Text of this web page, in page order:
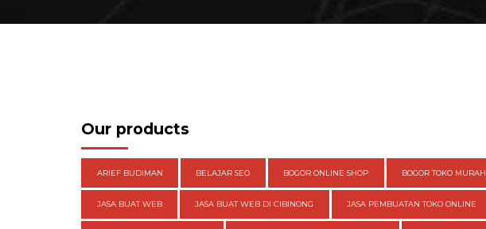
Our products
ARIEF BUDIMAN BELAJAR SEO BOGOR ONLINE SHOP BOGOR TOKO MURAH
JASA BUAT WEB JASA BUAT WEB DI CIBINONG JASA PEMBUATAN TOKO ONLINE